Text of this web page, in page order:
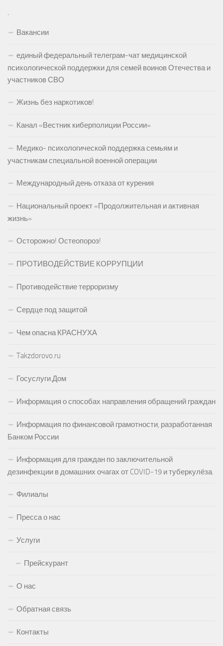
.
Вакансии
единый федеральный телеграм-чат медицинской
психологической поддержки для семей воинов Отечества и
участников СВО
Жизнь без наркотиков!
Канал «Вестник киберполиции России»
Медико- психологической поддержка семьям и
участникам специальной военной операции
Международный день отказа от курения
Национальный проект «Продолжительная и активная
жизнь»
Осторожно! Остеопороз!
ПРОТИВОДЕЙСТВИЕ КОРРУПЦИИ
Противодействие терроризму
Сердце под защитой
Чем опасна КРАСНУХА
Takzdorovo.ru
Госуслуги.Дом
Информация о способах направления обращений граждан
Информация по финансовой грамотности, разработанная
Банком России
Информация для граждан по заключительной
дезинфекции в домашних очагах от COVID-19 и туберкулёза.
Филиалы
Пресса о нас
Услуги
Прейскурант
О нас
Обратная связь
Контакты